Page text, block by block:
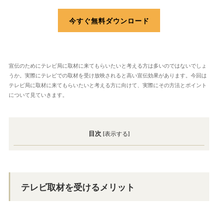
今すぐ無料ダウンロード
宣伝のためにテレビ局に取材に来てもらいたいと考える方は多いのではないでしょ
うか。実際にテレビでの取材を受け放映されると高い宣伝効果があります。今回は
テレビ局に取材に来てもらいたいと考える方に向けて、実際にその方法とポイント
について見ていきます。
目次 [表示する]
テレビ取材を受けるメリット